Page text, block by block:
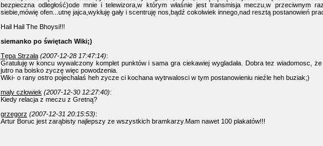
bezpieczna odległość)ode mnie i telewizora,w którym właśnie jest transmisja meczu,w przeciwnym
siebie,mówię ofen...utnę jajca,wykłuję gały i scentruję nos,bądź cokolwiek innego,nad resztą postanowień
Hail Hail The Bhoysi!!!
siemanko po świętach Wiki;)
Tępa Strzała (2007-12-28 17:47:14):
Gratuluję w koncu wywalczony komplet punktów i sama gra ciekawiej wygladała. Dobra tez wiadomosc,
jutro na boisko zyczę więc powodzenia.
Wiki- o rany ostro pojechalaś heh zycze ci kochana wytrwalosci w tym postanowieniu nieźle heh buziak;)
maly człowiek (2007-12-30 12:27:40):
Kiedy relacja z meczu z Gretną?
grzegorz (2007-12-31 20:15:53):
Artur Boruc jest zarąbisty najlepszy ze wszystkich bramkarzy.Mam nawet 100 plakatów!!!